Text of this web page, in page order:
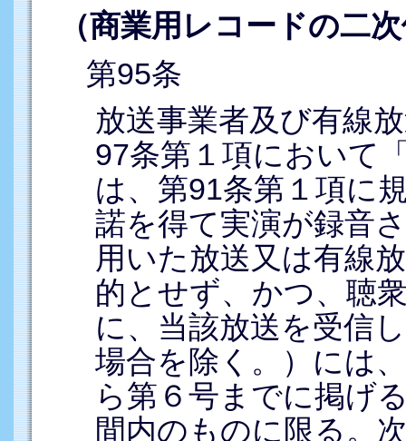
（商業用レコードの二
第95条
放送事業者及び有線
97条第１項において
は、第91条第１項に
諾を得て実演が録音
用いた放送又は有線
的とせず、かつ、聴
に、当該放送を受信
場合を除く。）には
ら第６号までに掲げ
間内のものに限る。